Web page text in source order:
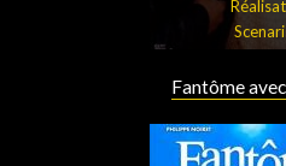
Fantôme